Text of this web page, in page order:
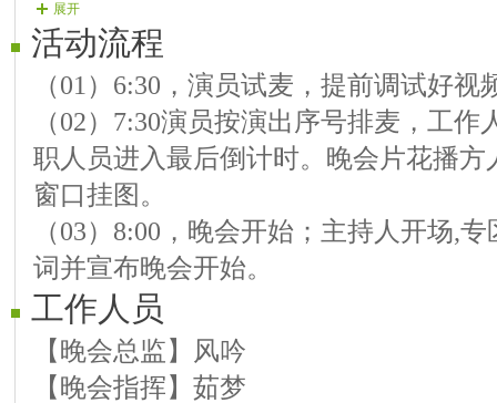
【07嘉宾】慧丽 歌曲《美丽的草原
【08嘉宾】泽鑫 歌曲《网络一线牵
【09嘉宾】佳越 歌曲《夜夜夜漫长
【10嘉宾】保国 歌曲《美观》《又
【11嘉宾】慧英 歌曲《走心入梦的
【12嘉宾】玉麟 歌曲《致曾经的恋
【13嘉宾】丽佳 歌曲《爱在天地间
【14嘉宾】辰哲 歌曲《醉后的心痛
【15嘉宾】泽楷 歌曲 《新打工
【16嘉宾】可心 歌曲 《从头再来》
展开
活动流程
（01）6:30，演员试麦，提前调试好视
（02）7:30演员按演出序号排麦，工
职人员进入最后倒计时。晚会片花播
窗口挂图。
（03）8:00，晚会开始；主持人开场,
词并宣布晚会开始。
工作人员
【晚会总监】风吟
【晚会指挥】茹梦